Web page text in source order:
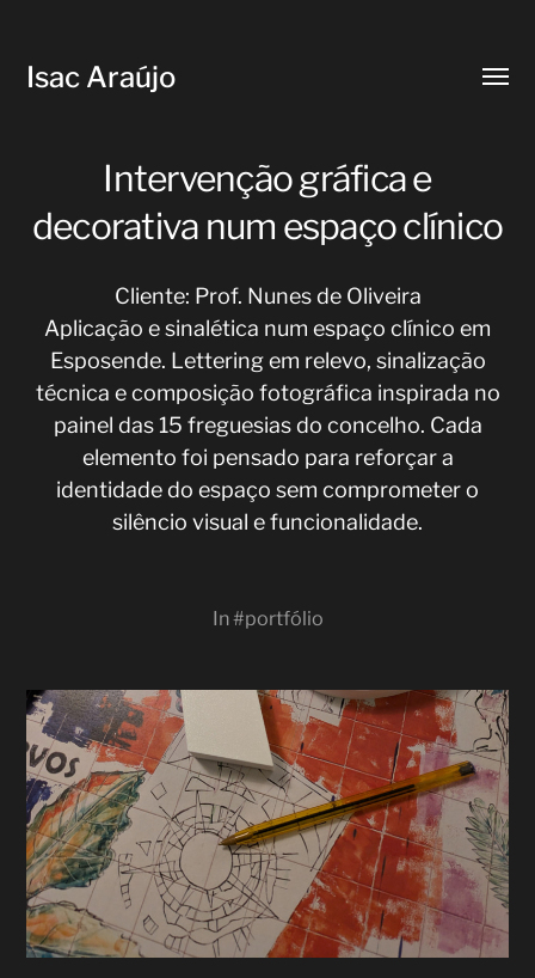
Isac Araújo
Intervenção gráfica e
decorativa num espaço clínico
Cliente: Prof. Nunes de Oliveira
Aplicação e sinalética num espaço clínico em
Esposende. Lettering em relevo, sinalização
técnica e composição fotográfica inspirada no
painel das 15 freguesias do concelho. Cada
elemento foi pensado para reforçar a
identidade do espaço sem comprometer o
silêncio visual e funcionalidade.
In#portfólio